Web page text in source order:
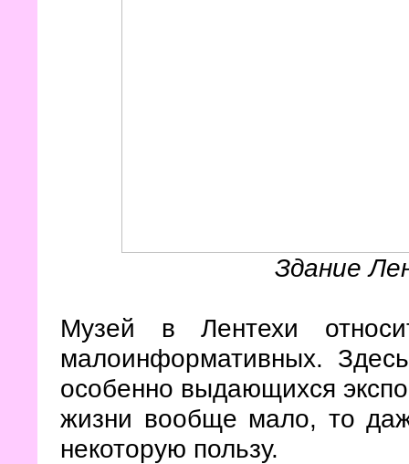
Здание
Музей в Лентехи
малоинформативных.
особенно выдающихся
жизни вообще мало, то
некоторую пользу.